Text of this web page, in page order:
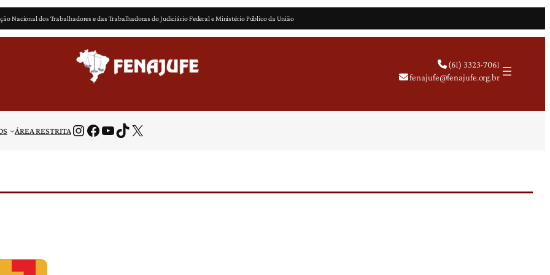
Nacional dos Trabalhadores e das Trabalhadoras do Judiciário Federal e Ministério Público da União
(61) 3323-7061
fenajufe@fenajufe.org.br
ÁREA RESTRITAInstagram Facebook Youtube TikTok X